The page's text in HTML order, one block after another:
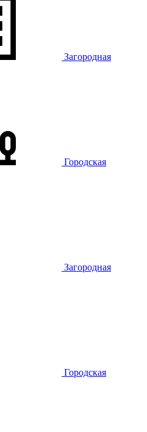
Загородная
Городская
Загородная
Городская